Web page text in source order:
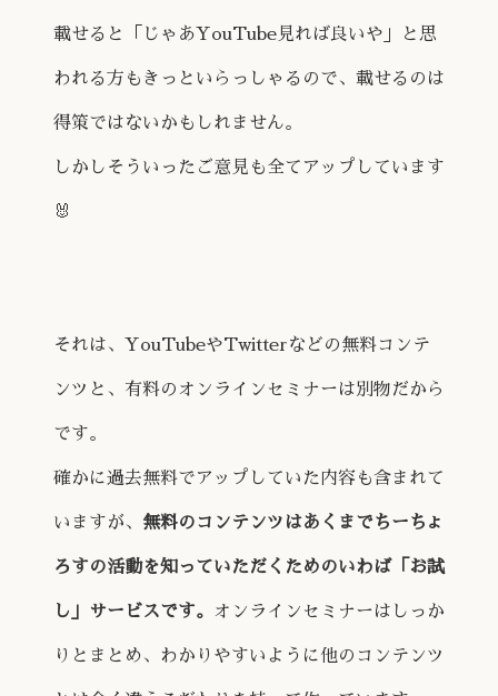
載せると「じゃあYouTube見れば良いや」と思
われる方もきっといらっしゃるので、載せるのは
得策ではないかもしれません。
しかしそういったご意見も全てアップしています
🐰
それは、YouTubeやTwitterなどの無料コンテ
ンツと、有料のオンラインセミナーは別物だから
です。
確かに過去無料でアップしていた内容も含まれて
いますが、 無料のコンテンツはあくまでちーちょ
ろすの活動を知っていただくためのいわば「お試
し」サービスです。 オンラインセミナーはしっか
りとまとめ、わかりやすいように他のコンテンツ